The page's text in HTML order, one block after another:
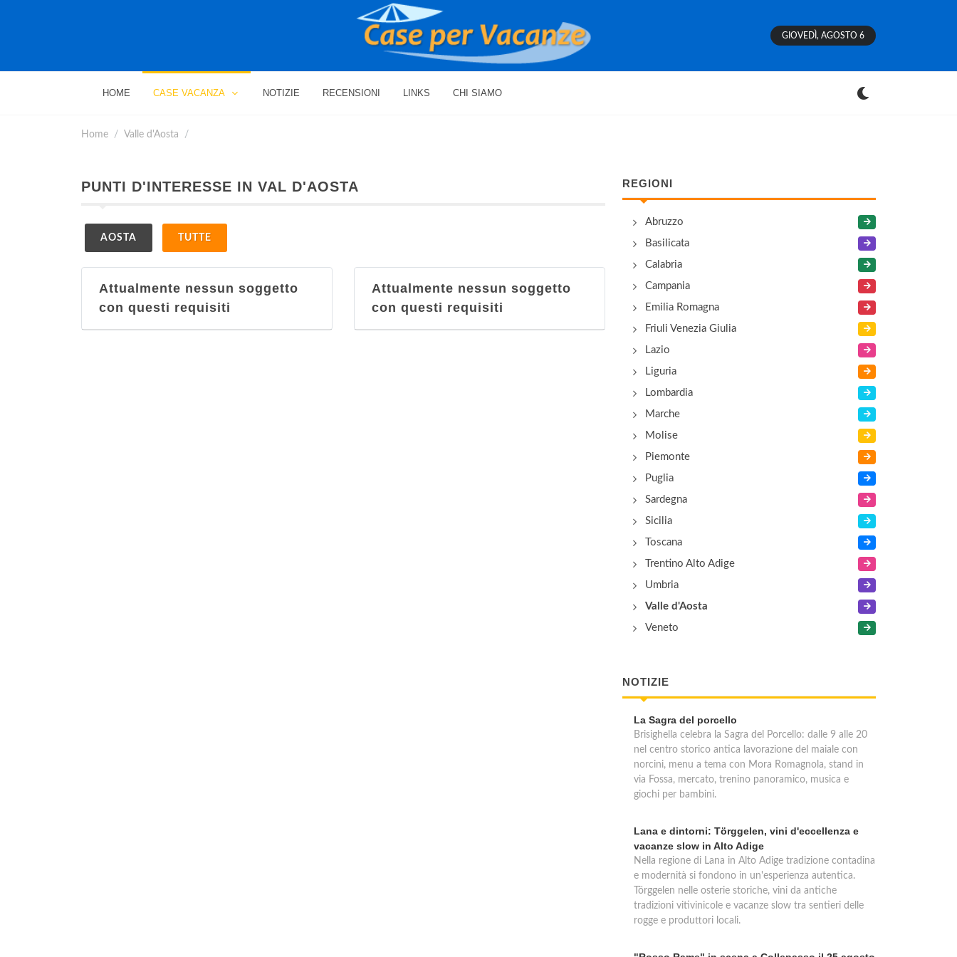
GIOVEDÌ, AGOSTO 6
HOME CASE VACANZA NOTIZIE RECENSIONI LINKS CHI SIAMO
Home Valle d'Aosta
PUNTI D'INTERESSE IN VAL D'AOSTA
AOSTA TUTTE
Attualmente nessun soggetto
con questi requisiti
Attualmente nessun soggetto
con questi requisiti
REGIONI
Abruzzo
Basilicata
Calabria
Campania
Emilia Romagna
Friuli Venezia Giulia
Lazio
Liguria
Lombardia
Marche
Molise
Piemonte
Puglia
Sardegna
Sicilia
Toscana
Trentino Alto Adige
Umbria
Valle d'Aosta
Veneto
NOTIZIE
La Sagra del porcello
Brisighella celebra la Sagra del Porcello: dalle 9 alle 20
nel centro storico antica lavorazione del maiale con
norcini, menu a tema con Mora Romagnola, stand in
via Fossa, mercato, trenino panoramico, musica e
giochi per bambini.
Lana e dintorni: Törggelen, vini d'eccellenza e
vacanze slow in Alto Adige
Nella regione di Lana in Alto Adige tradizione contadina
e modernità si fondono in un'esperienza autentica.
Törggelen nelle osterie storiche, vini da antiche
tradizioni vitivinicole e vacanze slow tra sentieri delle
rogge e produttori locali.